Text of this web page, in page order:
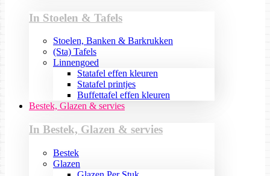
In Stoelen & Tafels
Stoelen, Banken & Barkrukken
(Sta) Tafels
Linnengoed
Statafel effen kleuren
Statafel printjes
Buffettafel effen kleuren
Bestek, Glazen & servies
In Bestek, Glazen & servies
Bestek
Glazen